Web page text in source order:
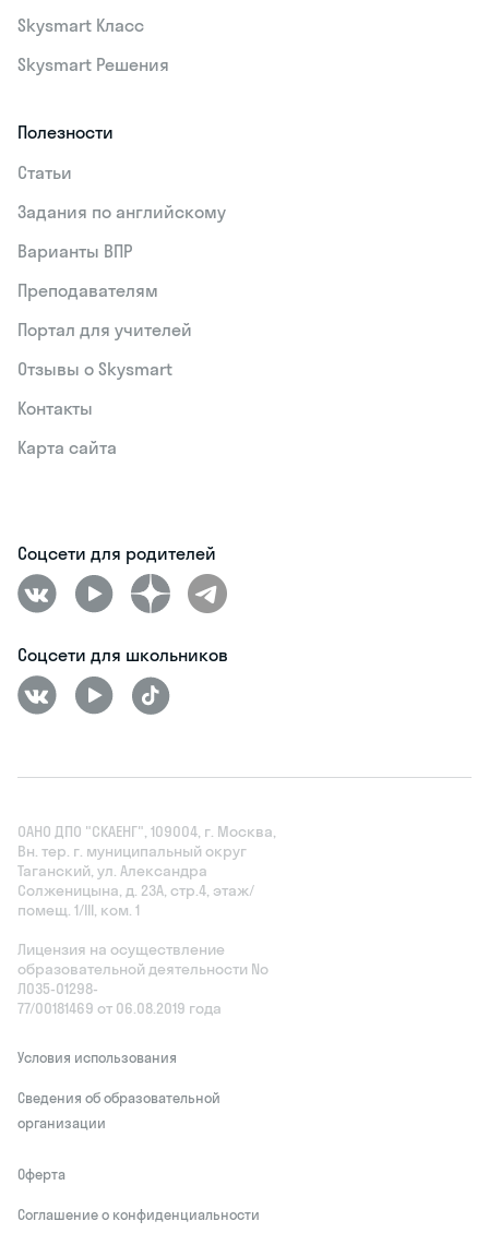
Skysmart Класс
Skysmart Решения
Полезности
Статьи
Задания по английскому
Варианты ВПР
Преподавателям
Портал для учителей
Отзывы о Skysmart
Контакты
Карта сайта
Соцсети для родителей
Соцсети для школьников
ОАНО ДПО "СКАЕНГ", 109004, г. Москва,
Вн. тер. г. муниципальный округ
Таганский, ул. Александра
Солженицына, д. 23А, стр.4, этаж/
помещ. 1/III, ком. 1
Лицензия на осуществление
образовательной деятельности No
Л035‑01298-
77/00181469 от 06.08.2019 года
Условия использования
Сведения об образовательной
организации
Оферта
Соглашение о конфиденциальности